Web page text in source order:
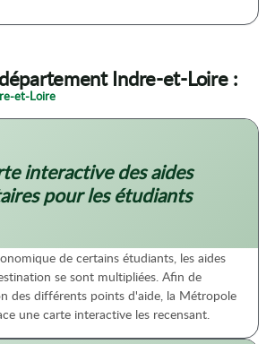
Indre-et-Loire :
et-Loire
interactive des aides
pour les étudiants
de certains étudiants, les aides
se sont multipliées. Afin de
des différents points d'aide, la Métropole
une carte interactive les recensant.